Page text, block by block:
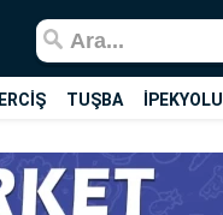
ERCİŞ TUŞBA İPEKYOLU